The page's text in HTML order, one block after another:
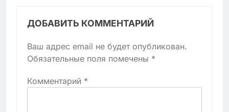
ДОБАВИТЬ КОММЕНТАРИЙ
Ваш адрес email не будет опубликован.
Обязательные поля помечены *
Комментарий *